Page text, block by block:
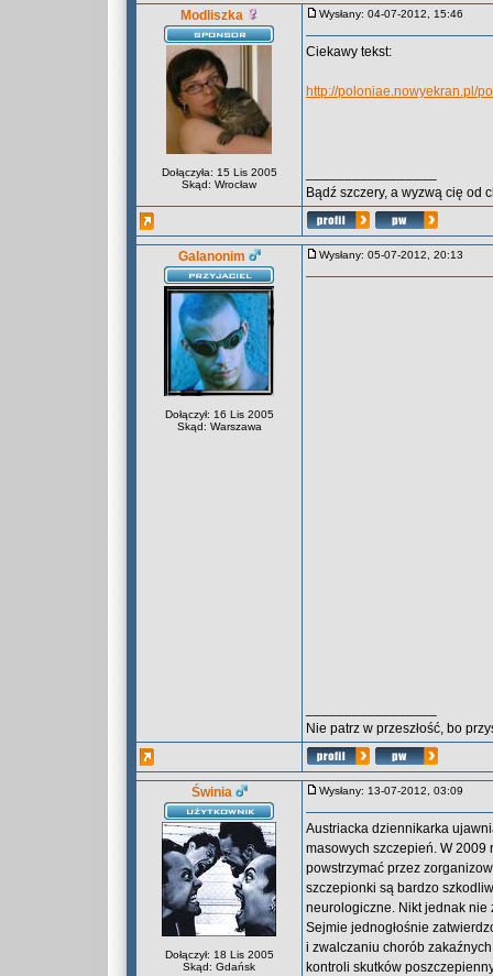
Modliszka
Dołączyła: 15 Lis 2005
Skąd: Wrocław
Wysłany: 04-07-2012, 15:46
Ciekawy tekst:
http://poloniae.nowyekran.pl/
Bądź szczery, a wyzwą cię od
Galanonim
Dołączył: 16 Lis 2005
Skąd: Warszawa
Wysłany: 05-07-2012, 20:13
Nie patrz w przeszłość, bo
Świnia
Dołączył: 18 Lis 2005
Skąd: Gdańsk
Wysłany: 13-07-2012, 03:09
Austriacka dziennikarka
masowych szczepień. W 2009
powstrzymać przez
szczepionki są bardzo
neurologiczne. Nikt jednak nie
Sejmie jednogłośnie
i zwalczaniu chorób
kontroli skutków